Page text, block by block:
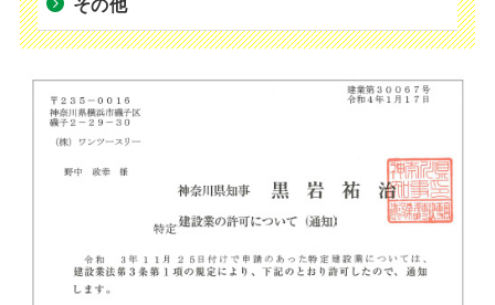
その他